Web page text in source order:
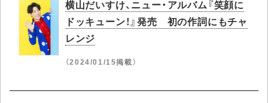
横山だいすけ、ニュー・アルバム『笑顔に
ドッキューン！』発売 初の作詞にもチャ
レンジ
（2024/01/15掲載）